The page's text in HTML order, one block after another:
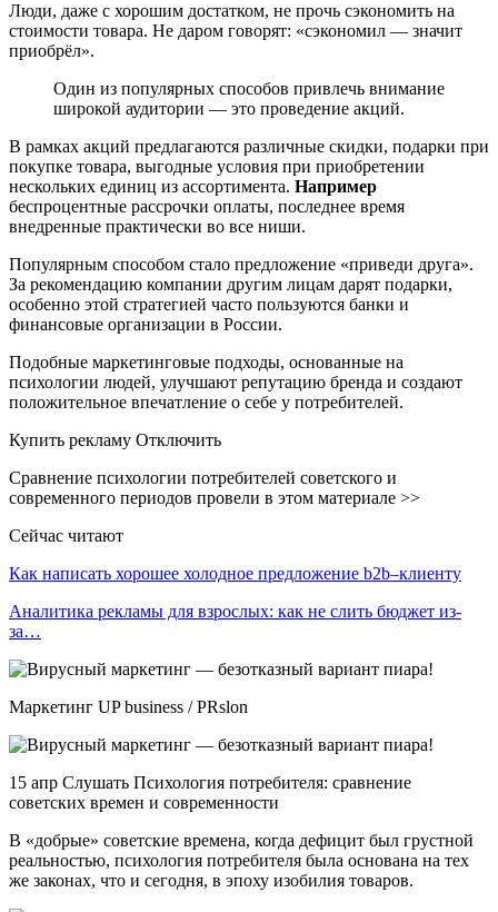
Люди, даже с хорошим достатком, не прочь сэкономить на
стоимости товара. Не даром говорят: «сэкономил — значит
приобрёл».
Один из популярных способов привлечь внимание
широкой аудитории — это проведение акций.
В рамках акций предлагаются различные скидки, подарки при
покупке товара, выгодные условия при приобретении
нескольких единиц из ассортимента. Например
беспроцентные рассрочки оплаты, последнее время
внедренные практически во все ниши.
Популярным способом стало предложение «приведи друга».
За рекомендацию компании другим лицам дарят подарки,
особенно этой стратегией часто пользуются банки и
финансовые организации в России.
Подобные маркетинговые подходы, основанные на
психологии людей, улучшают репутацию бренда и создают
положительное впечатление о себе у потребителей.
Купить рекламу Отключить
Сравнение психологии потребителей советского и
современного периодов провели в этом материале >>
Сейчас читают
Как написать хорошее холодное предложение b2b–клиенту
Аналитика рекламы для взрослых: как не слить бюджет из-
за…
Маркетинг UP business / PRslon
15 апр Слушать Психология потребителя: сравнение
советских времен и современности
В «добрые» советские времена, когда дефицит был грустной
реальностью, психология потребителя была основана на тех
же законах, что и сегодня, в эпоху изобилия товаров.